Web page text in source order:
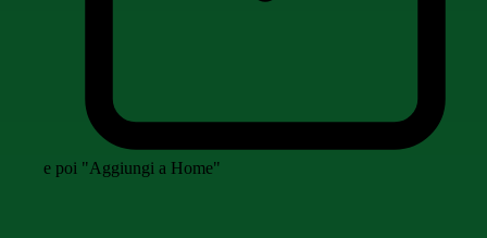
e poi "Aggiungi a Home"